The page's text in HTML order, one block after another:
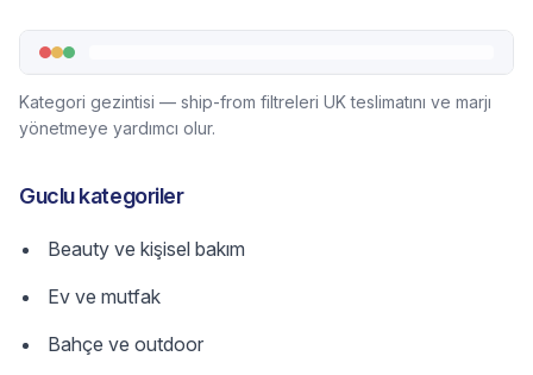
Kategori gezintisi — ship-from filtreleri UK teslimatını ve marjı
yönetmeye yardımcı olur.
Guclu kategoriler
Beauty ve kişisel bakım
Ev ve mutfak
Bahçe ve outdoor